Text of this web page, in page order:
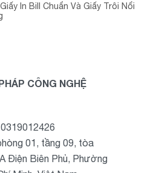
In Bill Chuẩn Và Giấy Trôi Nổi
CÔNG NGHỆ
01, tầng 09, tòa
Điện Biên Phủ, Phường